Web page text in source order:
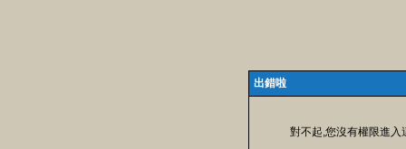
出錯啦
對不起,您沒有權限進入